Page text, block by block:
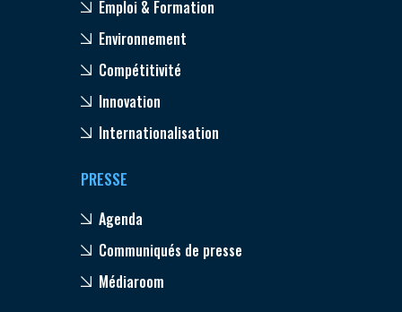
Emploi & Formation
Environnement
Compétitivité
Innovation
Internationalisation
PRESSE
Agenda
Communiqués de presse
Médiaroom